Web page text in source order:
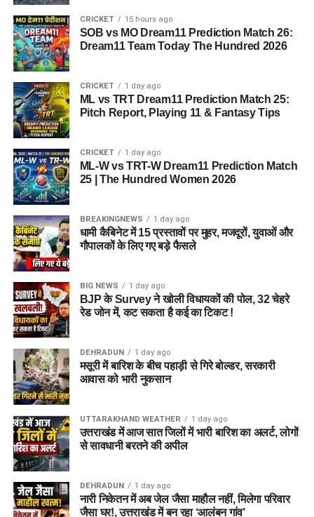
किया जाएगा, जहां सुरक्षा के साथ रहने, पढ़ाई, दैनिक जीवन और सामाजिक
विकास से जुड़ी सुविधाएं उपलब्ध होंगी।
परिसर को आधुनिक सुविधाओं से लैस करने की योजना है। यहां आंगनबाड़ी
केंद्र भी खोले जाएंगे। जरूरत पड़ने पर प्राथमिक विद्यालय की सुविधा भी
उपलब्ध कराई जा सकती है। इस पहल का मकसद सिर्फ महिलाओं और
बच्चों को रहने की जगह देना नहीं, बल्कि उन्हें ऐसा वातावरण उपलब्ध कराना
है, जहां वे खुद को सुरक्षित, सम्मानित और परिवार का हिस्सा महसूस कर
सकें।
5 एकड़ जमीन की हो रही है तलाश
आलंबन गांव विकसित करने के लिए करीब 5 एकड़ जमीन की आवश्यकता
बताई गई है। विभाग की पहली प्राथमिकता देहरादून जिले या उसके
आसपास जमीन तलाशने की थी, लेकिन फिलहाल उपयुक्त जमीन उपलब्ध
नहीं हो पाई है। अब विभाग की ओर से हरिद्वार और आसपास के क्षेत्रों में
जमीन की तलाश की जा रही है। अधिकारियों को उम्मीद है कि हरिद्वार में
इसके लिए उपयुक्त जमीन मिल सकती है।
इसके अलावा उत्तरकाशी जिले के चिन्यालीसौड़ में भी एक जमीन को लेकर
संभावनाएं देखी जा रही हैं। विभाग यह जांच कर रहा है कि वहां की जमीन
और परिस्थितियां आलंबन गांव के निर्माण के लिए उपयुक्त हैं या नहीं।
महिलाओं और बच्चों को मिलेगा नया जीवन
आलंबन गांव की यह योजना सिर्फ एक नया भवन या परिसर तैयार करने की
कवायद नहीं है, बल्कि नारी निकेतन में रहने वाली महिलाओं और बच्चों के
प्रति सोच में बदलाव की कोशिश भी है।
अगर यह योजना धरातल पर उतरती है तो संस्थागत जीवन की जगह उन्हें
CRICKET 15 hours ago
SOB vs MO Dream11 Prediction Match 26:
Dream11 Team Today The Hundred 2026
CRICKET 1 day ago
ML vs TRT Dream11 Prediction Match 25:
Pitch Report, Playing 11 & Fantasy Tips
CRICKET 1 day ago
ML-W vs TRT-W Dream11 Prediction Match
25 | The Hundred Women 2026
BREAKINGNEWS 1 day ago
धामी कैबिनेट में 15 प्रस्तावों पर मुहर, मजदूरों, युवाओं और
गौपालकों के लिए गए बड़े फैसले
BIG NEWS 1 day ago
BJP के Survey ने खोली विधायकों की पोल, 32 चेहरे
रेड जोन में, कट सकता है कई का टिकट !
DEHRADUN 1 day ago
मसूरी में बारिश के बीच पहाड़ी से गिरे बोल्डर, सरकारी
आवास को भारी नुकसान
UTTARAKHAND WEATHER 1 day ago
उत्तराखंड में आज सात जिलों में भारी बारिश का अलर्ट, लोगों
से सावधानी बरतने की अपील
DEHRADUN 1 day ago
नारी निकेतन में अब जेल जैसा माहौल नहीं, मिलेगा परिवार
जैसा घर!, उत्तराखंड में बन रहा ‘आलंबन गांव’